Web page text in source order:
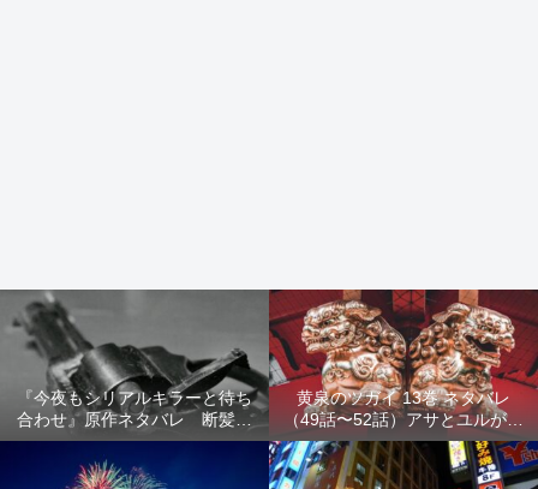
『今夜もシリアルキラーと待ち
合わせ』原作ネタバレ 断髪オ
ブジェ殺人事件 犯人の正体や
結末を解説
黄泉のツガイ 13巻 ネタバレ
（49話〜52話）アサとユルが家
出！西ノ村の真実とヒカルの決
意を解説